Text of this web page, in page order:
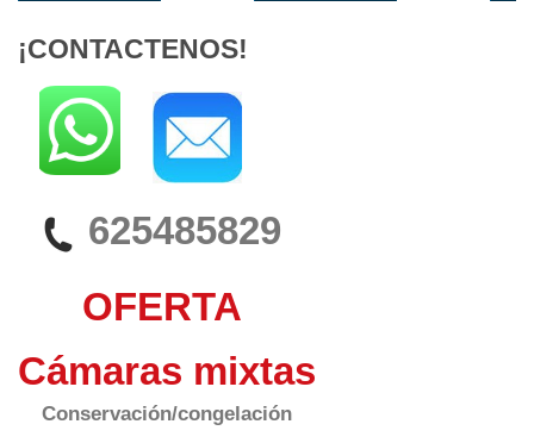
¡CONTACTENOS!
625485829
OFERTA
Cámaras mixtas
Conservación/congelación